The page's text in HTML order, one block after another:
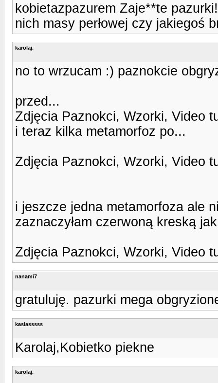
kobietazpazurem Zaje**te
nich masy perłowej czy jakiegoś
karolaj.
no to wrzucam :) paznokcie
przed...
Zdjęcia Paznokci, Wzorki, Video
i teraz kilka metamorfoz po...
Zdjęcia Paznokci, Wzorki, Video
i jeszcze jedna metamorfoza ale
zaznaczyłam czerwoną kreską
Zdjęcia Paznokci, Wzorki, Video
nanami7
gratuluję. pazurki mega
kasiasssss
Karolaj,Kobietko piekne
karolaj.